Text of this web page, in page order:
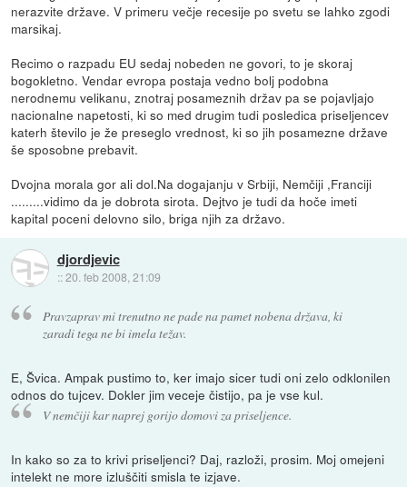
nerazvite države. V primeru večje recesije po svetu se lahko zgodi
marsikaj.
Recimo o razpadu EU sedaj nobeden ne govori, to je skoraj
bogokletno. Vendar evropa postaja vedno bolj podobna
nerodnemu velikanu, znotraj posameznih držav pa se pojavljajo
nacionalne napetosti, ki so med drugim tudi posledica priseljencev
katerh število je že preseglo vrednost, ki so jih posamezne države
še sposobne prebavit.
Dvojna morala gor ali dol.Na dogajanju v Srbiji, Nemčiji ,Franciji
.........vidimo da je dobrota sirota. Dejtvo je tudi da hoče imeti
kapital poceni delovno silo, briga njih za državo.
djordjevic
::20. feb 2008, 21:09
Pravzaprav mi trenutno ne pade na pamet nobena država, ki
zaradi tega ne bi imela težav.
E, Švica. Ampak pustimo to, ker imajo sicer tudi oni zelo odklonilen
odnos do tujcev. Dokler jim veceje čistijo, pa je vse kul.
V nemčiji kar naprej gorijo domovi za priseljence.
In kako so za to krivi priseljenci? Daj, razloži, prosim. Moj omejeni
intelekt ne more izluščiti smisla te izjave.